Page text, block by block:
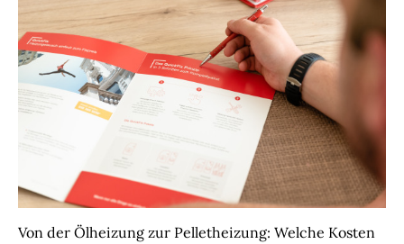
Von der Ölheizung zur Pelletheizung: Welche Kosten